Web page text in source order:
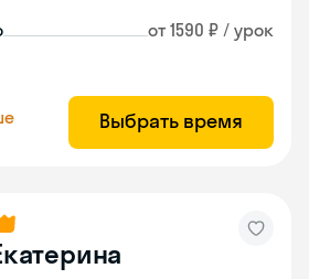
от 1590 ₽ / урок
Выбрать время